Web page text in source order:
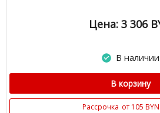
Цена: 3 306
В наличии
В корзину
Рассрочка от 105